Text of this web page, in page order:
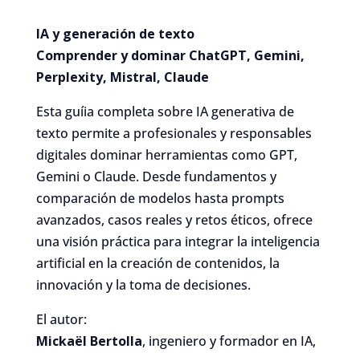
IA y generación de texto
Comprender y dominar ChatGPT, Gemini,
Perplexity, Mistral, Claude
Esta guíia completa sobre IA generativa de
texto permite a profesionales y responsables
digitales dominar herramientas como GPT,
Gemini o Claude. Desde fundamentos y
comparación de modelos hasta prompts
avanzados, casos reales y retos éticos, ofrece
una visión práctica para integrar la inteligencia
artificial en la creación de contenidos, la
innovación y la toma de decisiones.
El autor:
Mickaël Bertolla, ingeniero y formador en IA,